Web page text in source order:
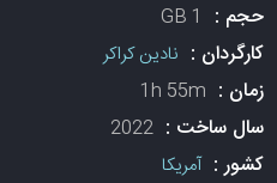
حجم : 1 GB
کارگردان : نادین کراکر
زمان : 1h 55m
سال ساخت :2022
کشور :آمریکا